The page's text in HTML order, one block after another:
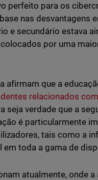
perfeito para os
nas desvantagens
e secundário estava
por uma
afirmam que a
relacionados
seja verdade que a
é particularmente
tais como a
toda a gama de
atualmente, onde